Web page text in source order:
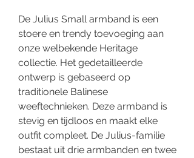
De Julius Small armband is een
stoere en trendy toevoeging aan
onze welbekende Heritage
collectie. Het gedetailleerde
ontwerp is gebaseerd op
traditionele Balinese
weeftechnieken. Deze armband is
stevig en tijdloos en maakt elke
outfit compleet. De Julius-familie
bestaat uit drie armbanden en twee